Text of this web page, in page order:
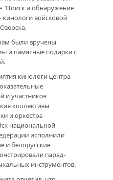
"Поиск и обнаружение
кинологи войсковой
были вручены
и памятные подарки с
кинологи центра
и участников
коллективы
и оркестра
национальной
исполнили
и белорусские
парад-
инструментов.